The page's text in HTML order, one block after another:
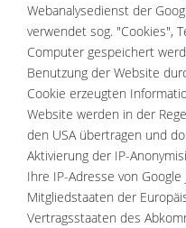
Webanalysedienst der
verwendet sog. "Cookies",
Computer gespeichert
Benutzung der Website
Cookie erzeugten
Website werden in der
den USA übertragen und
Aktivierung der IP-
Ihre IP-Adresse von
Mitgliedstaaten der
Vertragsstaaten des